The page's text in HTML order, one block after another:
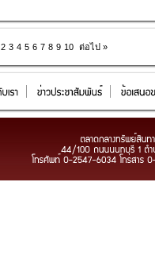
2 3 4 5 6 7 8 9 10 ต่อไป »